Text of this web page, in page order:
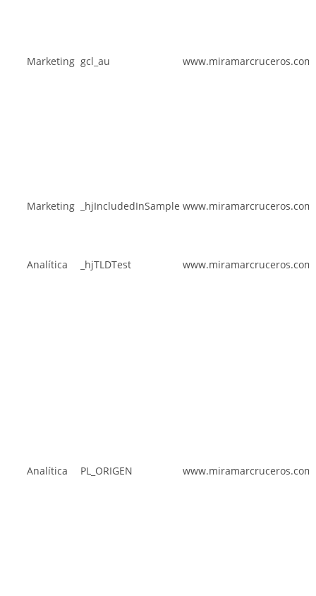
Marketing gcl_au
Marketing _hjIncludedInSample
Analítica _hjTLDTest
Analítica PL_ORIGEN